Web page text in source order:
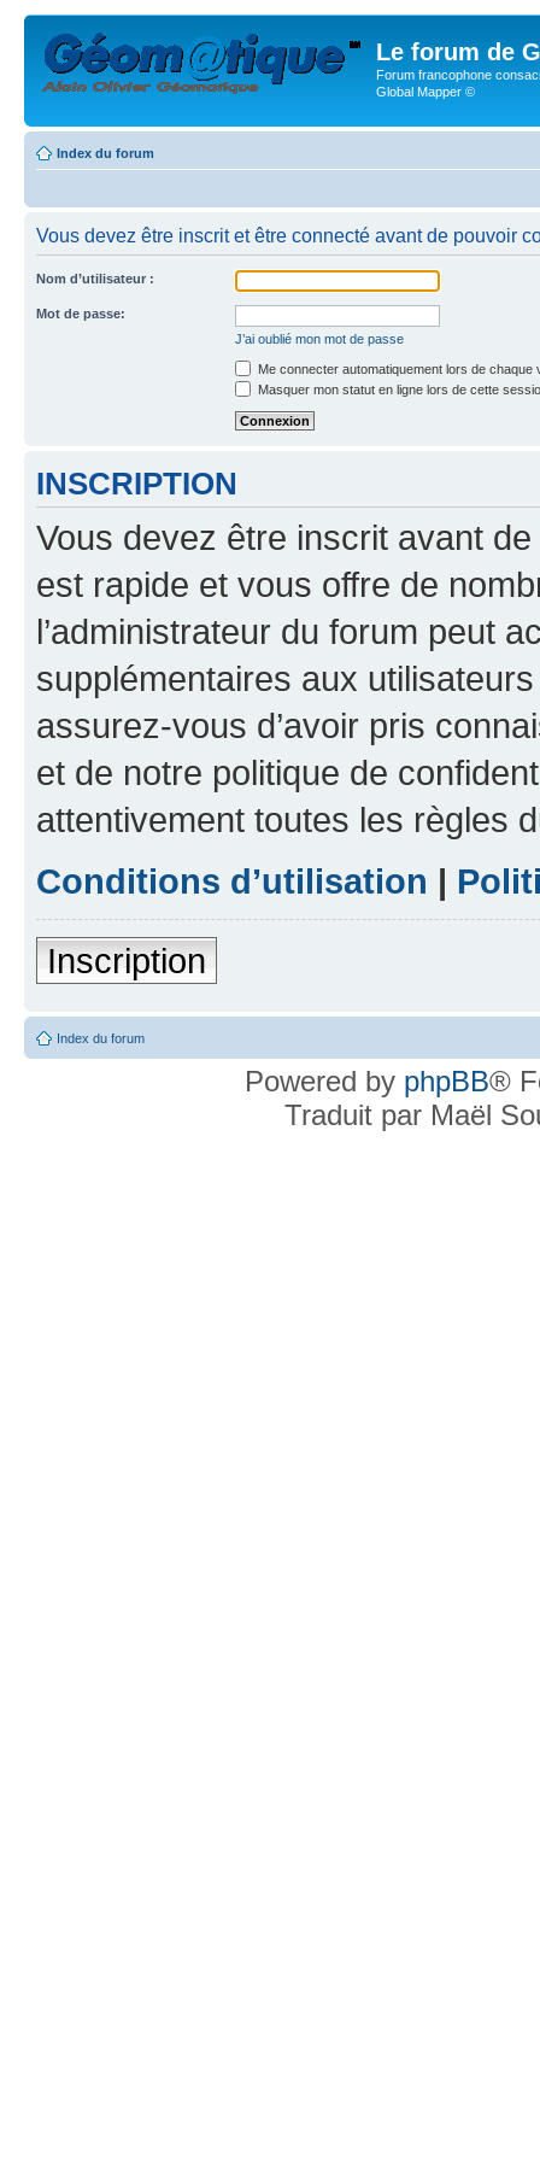
Le forum de
Forum francophone
Global Mapper ©
Index du forum
Vous devez être inscrit et être connecté avant de pouvoir
Nom d’utilisateur :
Mot de passe:
J’ai oublié mon mot de passe
Me connecter automatiquement lors de chaque
Masquer mon statut en ligne lors de cette
INSCRIPTION
Vous devez être inscrit avant
est rapide et vous offre de
l’administrateur du forum peut
supplémentaires aux
assurez-vous d’avoir pris
et de notre politique de
attentivement toutes les règles
Conditions d’utilisation |
Inscription
Index du forum
Powered by phpBB®
Traduit par Maël